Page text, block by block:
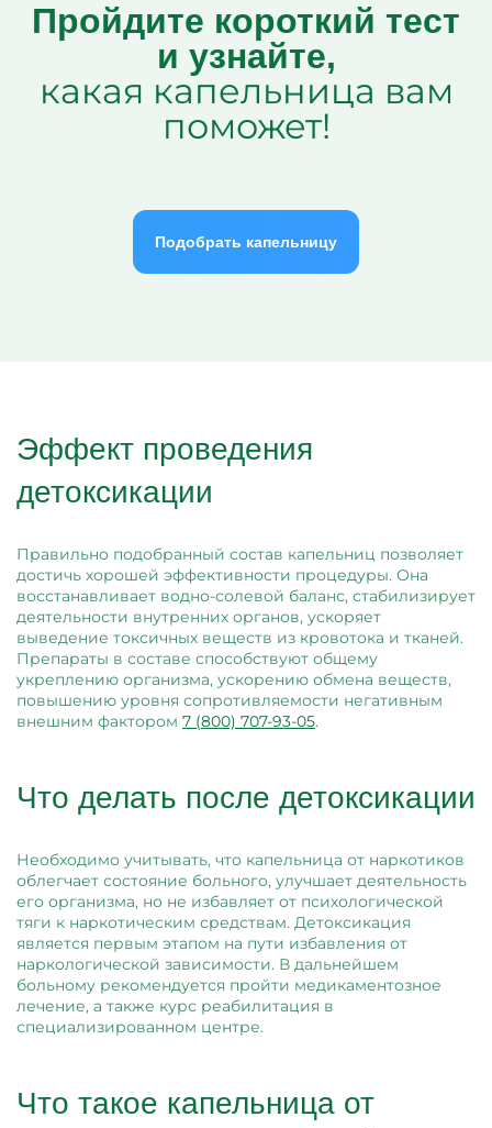
Пройдите короткий тест
и узнайте,
какая капельница вам
поможет!
Подобрать капельницу
Эффект проведения
детоксикации
Правильно подобранный состав капельниц позволяет
достичь хорошей эффективности процедуры. Она
восстанавливает водно-солевой баланс, стабилизирует
деятельности внутренних органов, ускоряет
выведение токсичных веществ из кровотока и тканей.
Препараты в составе способствуют общему
укреплению организма, ускорению обмена веществ,
повышению уровня сопротивляемости негативным
внешним фактором 7 (800) 707-93-05.
Что делать после детоксикации
Необходимо учитывать, что капельница от наркотиков
облегчает состояние больного, улучшает деятельность
его организма, но не избавляет от психологической
тяги к наркотическим средствам. Детоксикация
является первым этапом на пути избавления от
наркологической зависимости. В дальнейшем
больному рекомендуется пройти медикаментозное
лечение, а также курс реабилитация в
специализированном центре.
Что такое капельница от